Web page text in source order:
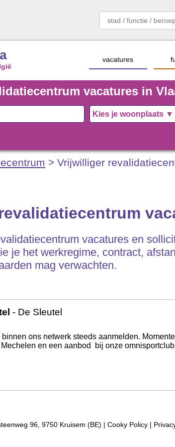
vacatures
vacatures in
> Vrijwilliger
vacatures en
je het werkregime, contract,
mag verwachten.
- De Sleutel
ons netwerk steeds aanmelden.
en een aanbod bij onze
96, 9750 Kruisem (BE) | Cooky Policy |